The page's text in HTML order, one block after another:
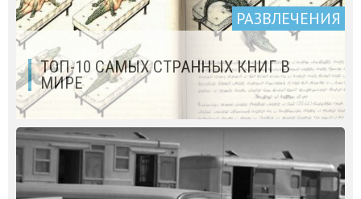
РАЗВЛЕЧЕНИЯ
ТОП-10 САМЫХ СТРАННЫХ КНИГ В
МИРЕ